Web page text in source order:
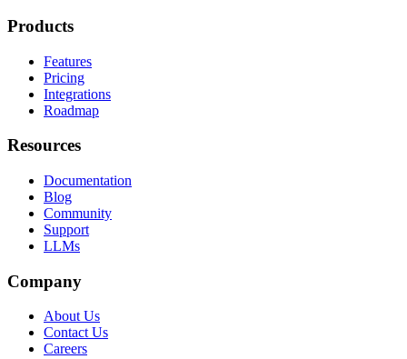
Products
Features
Pricing
Integrations
Roadmap
Resources
Documentation
Blog
Community
Support
LLMs
Company
About Us
Contact Us
Careers